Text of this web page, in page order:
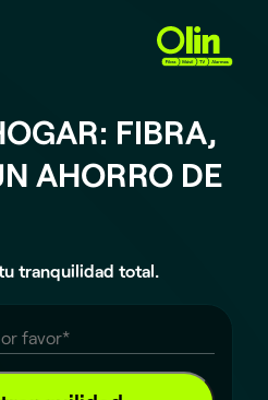
FIBRA,
AHORRO DE
tranquilidad total.